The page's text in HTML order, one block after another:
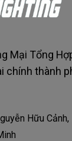
Mại Tổng
chính thành
Hữu Cảnh,